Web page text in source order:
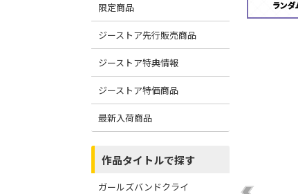
限定商品
ジーストア先行販売商品
ジーストア特典情報
ジーストア特価商品
最新入荷商品
作品タイトルで探す
ガールズバンドクライ